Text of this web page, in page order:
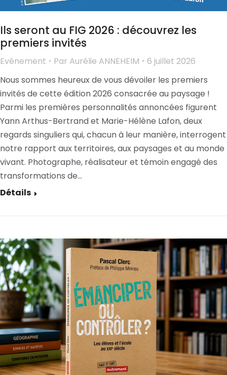
Ils seront au FIG 2026 : découvrez les
premiers invités
Evénement Par Aurélie ANNEHEIM
6 juillet 2026
Nous sommes heureux de vous dévoiler les premiers
invités de cette édition 2026 consacrée au paysage !
Parmi les premières personnalités annoncées figurent
Yann Arthus-Bertrand et Marie-Hélène Lafon, deux
regards singuliers qui, chacun à leur manière, interrogent
notre rapport aux territoires, aux paysages et au monde
vivant. Photographe, réalisateur et témoin engagé des
transformations de…
Détails